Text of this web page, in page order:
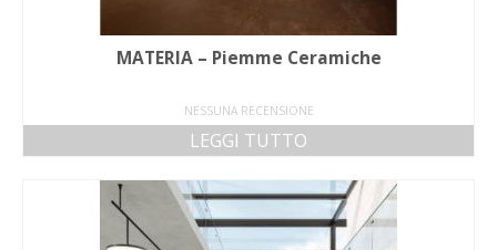
MATERIA – Piemme Ceramiche
NESSUNA RECENSIONE
LEGGI TUTTO